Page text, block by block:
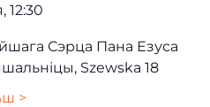
12:30
Сэрца Пана Езуса
Szewska 18
>